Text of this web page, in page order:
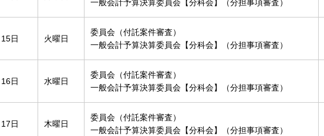
一般会計予算決算委員会【分科会】（分担事項審査）
日 火曜日
委員会（付託案件審査）
一般会計予算決算委員会【分科会】（分担事項審査）
日 水曜日
委員会（付託案件審査）
一般会計予算決算委員会【分科会】（分担事項審査）
日 木曜日
委員会（付託案件審査）
一般会計予算決算委員会【分科会】（分担事項審査）